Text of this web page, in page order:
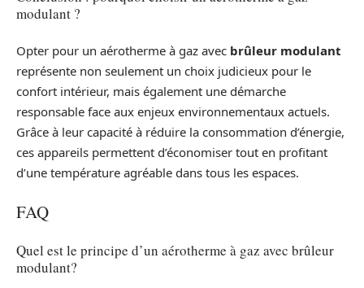
modulant ?
Opter pour un aérotherme à gaz avec brûleur modulant
représente non seulement un choix judicieux pour le
confort intérieur, mais également une démarche
responsable face aux enjeux environnementaux actuels.
Grâce à leur capacité à réduire la consommation d’énergie,
ces appareils permettent d’économiser tout en profitant
d’une température agréable dans tous les espaces.
FAQ
Quel est le principe d’un aérotherme à gaz avec brûleur
modulant?